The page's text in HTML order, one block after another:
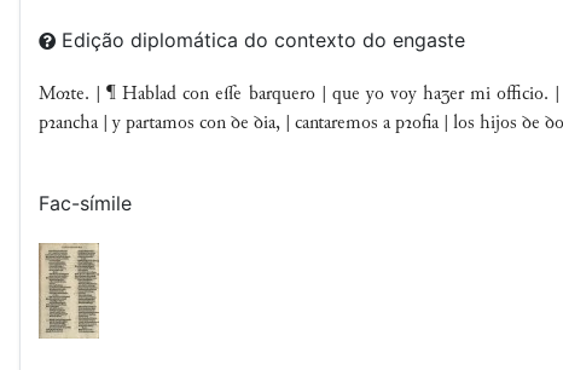
Edição diplomática do contexto do engaste
Mte. | ¶ Hablad con ee barquero | que yo voy haer mi officio. |
pꝛancha | y partamos con ꝺe ꝺia, | cantaremos a pꝛofia | los hijos ꝺe
Fac-símile